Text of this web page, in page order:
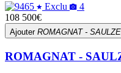
Exclu
4
108 500€
Ajouter ROMAGNAT -
ROMAGNAT -